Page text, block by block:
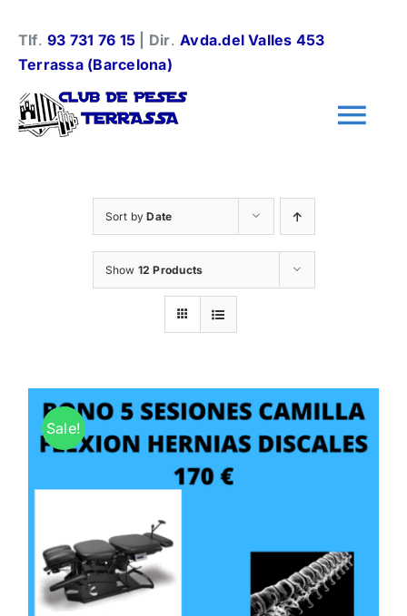
content
Tlf.93 731 76 15 | Dir. Avda.del Valles 453
Terrassa (Barcelona)
Horarios
0 productos 0,00 €
Sort byDate
Show 12 Products
Sale!